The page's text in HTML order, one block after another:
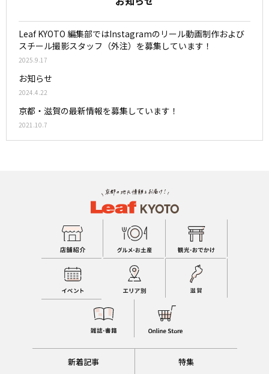
Leaf KYOTO 編集部ではInstagramのリール動画制作および
スチール撮影スタッフ（外注）を募集しています！
2025.9.17
お知らせ
2024.4.22
京都・滋賀の最新情報を募集しています！
2021.10.7
新着記事 特集